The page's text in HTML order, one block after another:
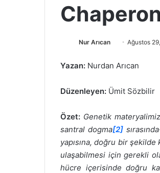
Nur Arıcan
Follow
X
posta
Ağustos
Yazan: Nurdan Arıcan
Düzenleyen: Ümit Sözbilir
Özet: Genetik
santral dogma[2]
yapısına, doğru bir
ulaşabilmesi için gerekli
hücre içerisinde doğru